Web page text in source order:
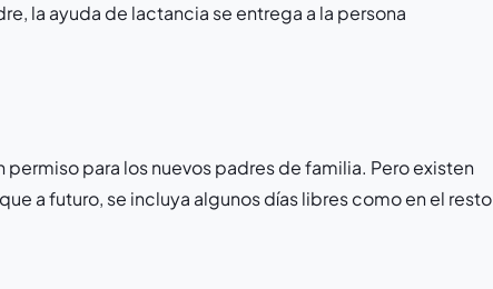
la ayuda de lactancia se entrega a la persona
para los nuevos padres de familia. Pero existen
a futuro, se incluya algunos días libres como en el resto